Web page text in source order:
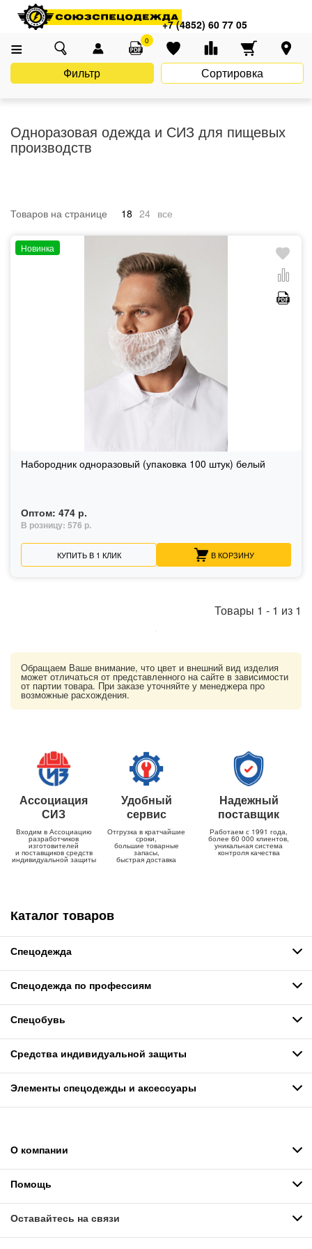
+7 (4852) 60 77 05
0
Главная Каталог Униформа
Одежда для пищевых производств
Одноразовая одежда и СИЗ для пищевых производств
Одноразовая одежда и СИЗ для пищевых
производств
Фильтр Сортировка
Товаров на странице 18 24 все
Новинка
Набородник одноразовый (упаковка 100 штук) белый
Оптом: 474 р.
В розницу: 576 р.
КУПИТЬ В 1 КЛИК В КОРЗИНУ
Товары 1 - 1 из 1
Обращаем Ваше внимание, что цвет и внешний вид изделия
может отличаться от представленного на сайте в зависимости
от партии товара. При заказе уточняйте у менеджера про
возможные расхождения.
Ассоциация
СИЗ
Входим в Ассоциацию
разработчиков
изготовителей
и поставщиков средств
индивидуальной защиты
Удобный
сервис
Отгрузка в кратчайшие
сроки,
большие товарные
запасы,
быстрая доставка
Надежный
поставщик
Работаем с 1991 года,
более 60 000 клиентов,
уникальная система
контроля качества
Каталог товаров
Спецодежда
Спецодежда по профессиям
Спецобувь
Средства индивидуальной защиты
Элементы спецодежды и аксессуары
О компании
Помощь
Оставайтесь на связи